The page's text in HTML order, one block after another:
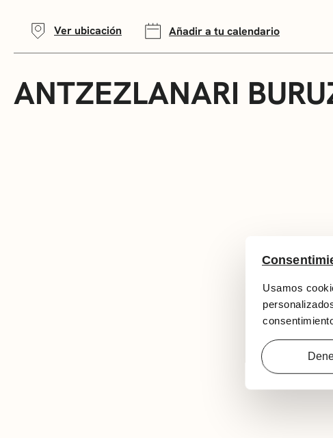
Usamos
Ver ubicación Añadir a tu calendario
ANTZEZLANARI